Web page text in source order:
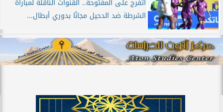
الشرطة ضد الدحيل مجانًا بدوري أبطال...